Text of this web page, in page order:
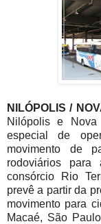
NILÓPOLIS /
Nilópolis e
especial de
movimento de
rodoviários
consórcio Rio
prevê a partir da
movimento para
Macaé, São